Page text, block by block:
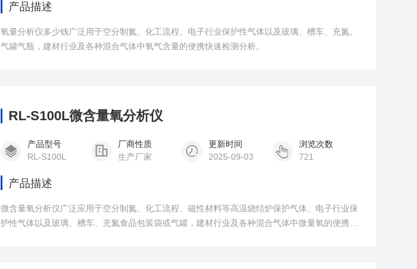
产品描述
氧量分析仪多少钱广泛用于空分制氮、化工流程、电子行业保护性气体以及玻璃、槽车、充氮、
气罐气瓶，建材行业及各种混合气体中氧气含量的便携快速检测分析。
RL-S100L微含量氧分析仪
产品型号
RL-S100L
厂商性质
生产厂家
更新时间
2025-09-03
浏览次数
721
产品描述
微含量氧分析仪广泛应用于空分制氮、化工流程、磁性材料等高温烧结炉保护气体、电子行业保
护性气体以及玻璃、槽车、充氮食品包装袋或气罐，建材行业及各种混合气体中微量氧的便携快